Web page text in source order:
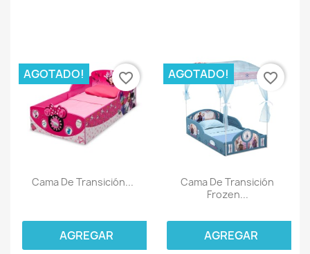
Cama De Transición...
AGOTADO!
AGREGAR
favorite_border
Cama De Transición
Frozen...
AGOTADO!
AGREGAR
favorite_border